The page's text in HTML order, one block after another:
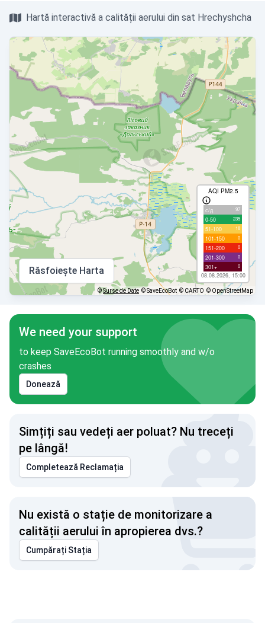
Hartă interactivă a calității aerului din sat Hrechyshcha
AQI PM2.5
с/д 97
0-50 235
51-100 18
101-150 0
151-200 0
201-300 0
301+ 0
08.08.2026, 15:00
Răsfoiește Harta
©Surse de Date © SaveEcoBot © CARTO © OpenStreetMap
We need your support
to keep SaveEcoBot running smoothly and w/o
crashes
Donează
Simțiți sau vedeți aer poluat? Nu treceți
pe lângă!
Completează Reclamația
Nu există o stație de monitorizare a
calității aerului în apropierea dvs.?
Cumpărați Stația